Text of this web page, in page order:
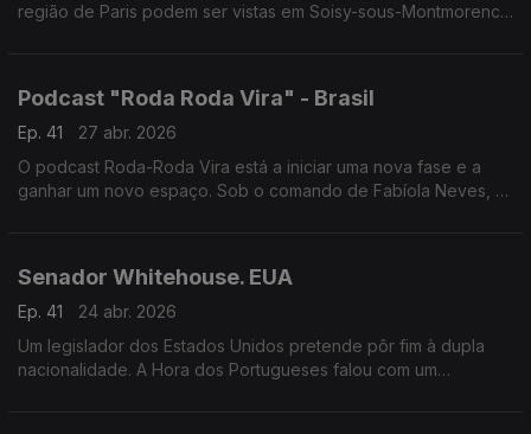
região de Paris podem ser vistas em Soisy-sous-Montmorency
Podcast "Roda Roda Vira" - Brasil
Ep. 41
27 abr. 2026
O podcast Roda-Roda Vira está a iniciar uma nova fase e a
ganhar um novo espaço. Sob o comando de Fabíola Neves, o
Senador Whitehouse. EUA
Ep. 41
24 abr. 2026
Um legislador dos Estados Unidos pretende pôr fim à dupla
nacionalidade. A Hora dos Portugueses falou com um